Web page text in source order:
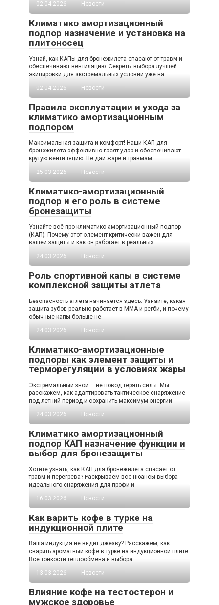
02.04.2026
Новости
Климатико амортизационный
подпор назначение и установка на
плитоносец
Узнай, как КАПы для бронежилета спасают от травм и
обеспечивают вентиляцию. Секреты выбора лучшей
экипировки для экстремальных условий уже на
02.04.2026
Новости
Правила эксплуатации и ухода за
климатико амортизационным
подпором
Максимальная защита и комфорт! Наши КАП для
бронежилета эффективно гасят удар и обеспечивают
крутую вентиляцию. Не дай жаре и травмам
25.03.2026
Новости
Климатико-амортизационный
подпор и его роль в системе
бронезащиты
Узнайте всё про климатико-амортизационный подпор
(КАП). Почему этот элемент критически важен для
вашей защиты и как он работает в реальных
24.03.2026
Новости
Роль спортивной капы в системе
комплексной защиты атлета
Безопасность атлета начинается здесь. Узнайте, какая
защита зубов реально работает в ММА и регби, и почему
обычные капы больше не
24.03.2026
Новости
Климатико-амортизационные
подпоры как элемент защиты и
терморегуляции в условиях жары
Экстремальный зной — не повод терять силы. Мы
расскажем, как адаптировать тактическое снаряжение
под летний период и сохранить максимум энергии
24.03.2026
Новости
Климатико амортизационный
подпор КАП назначение функции и
выбор для бронезащиты
Хотите узнать, как КАП для бронежилета спасает от
травм и перегрева? Раскрываем все нюансы выбора
идеального снаряжения для профи и
16.03.2026
Новости
Как варить кофе в турке на
индукционной плите
Ваша индукция не видит джезву? Расскажем, как
сварить ароматный кофе в турке на индукционной плите.
Все тонкости теплообмена и выбора
13.03.2026
Новости
Влияние кофе на тестостерон и
мужское здоровье